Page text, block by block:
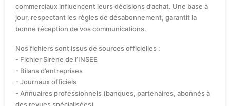
commerciaux influencent leurs décisions d’achat. Une base à
jour, respectant les règles de désabonnement, garantit la
bonne réception de vos communications.
Nos fichiers sont issus de sources officielles :
- Fichier Sirène de l’INSEE
- Bilans d’entreprises
- Journaux officiels
- Annuaires professionnels (banques, partenaires, abonnés à